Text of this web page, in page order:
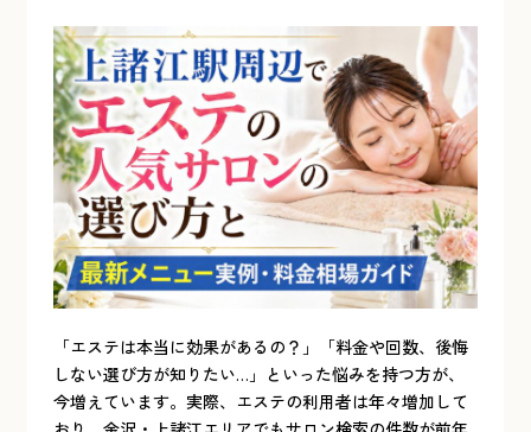
「エステは本当に効果があるの？」「料金や回数、後悔
しない選び方が知りたい…」といった悩みを持つ方が、
今増えています。実際、エステの利用者は年々増加して